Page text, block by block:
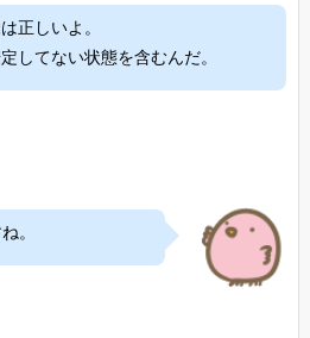
正しいよ。
してない状態を含むんだ。
。